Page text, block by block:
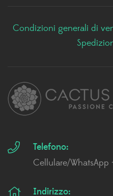
Condizioni generali di
Telefono:
Cellulare/WhatsApp
Indirizzo: